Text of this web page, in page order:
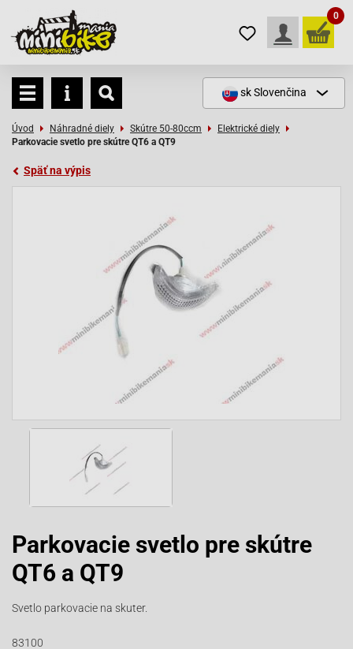
0
skSlovenčina
Úvod Náhradné diely Skútre 50-80ccm
Elektrické diely
Parkovacie svetlo pre skútre QT6 a QT9
Späť na výpis
Parkovacie svetlo pre skútre
QT6 a QT9
Svetlo parkovacie na skuter.
83100